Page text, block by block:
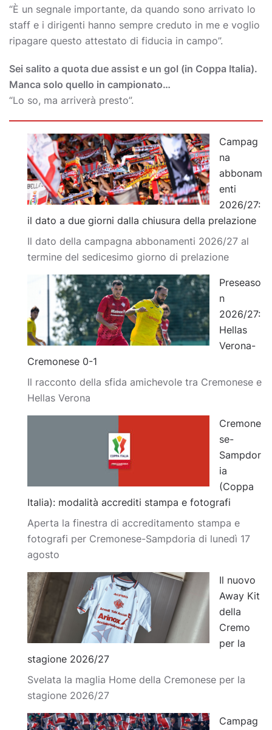
“È un segnale importante, da quando sono arrivato lo
staff e i dirigenti hanno sempre creduto in me e voglio
ripagare questo attestato di fiducia in campo”.
Sei salito a quota due assist e un gol (in Coppa Italia).
Manca solo quello in campionato…
“Lo so, ma arriverà presto”.
Campag
na
abbonam
enti
2026/27:
il dato a due giorni dalla chiusura della prelazione
Il dato della campagna abbonamenti 2026/27 al
termine del sedicesimo giorno di prelazione
Preseaso
n
2026/27:
Hellas
Verona-
Cremonese 0-1
Il racconto della sfida amichevole tra Cremonese e
Hellas Verona
Cremone
se-
Sampdor
ia
(Coppa
Italia): modalità accrediti stampa e fotografi
Aperta la finestra di accreditamento stampa e
fotografi per Cremonese-Sampdoria di lunedì 17
agosto
Il nuovo
Away Kit
della
Cremo
per la
stagione 2026/27
Svelata la maglia Home della Cremonese per la
stagione 2026/27
Campag